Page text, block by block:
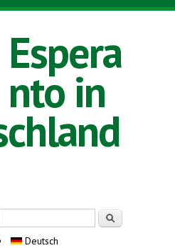
Espera
nto in
Deutsch